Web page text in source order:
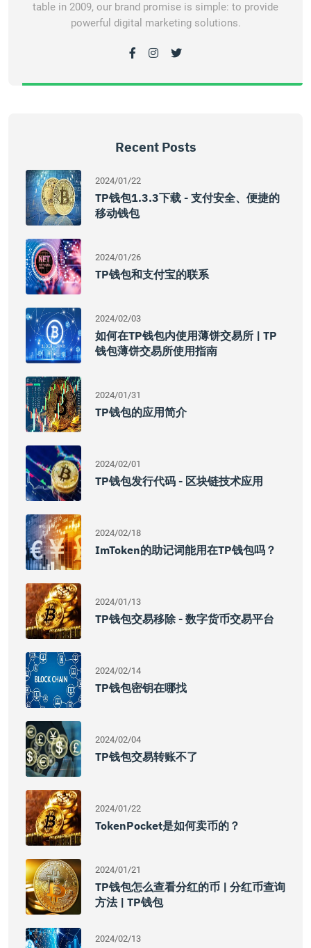
table in 2009, our brand promise is simple: to provide
powerful digital marketing solutions.
Recent Posts
2024/01/22
TP钱包1.3.3下载 - 支付安全、便捷的
移动钱包
2024/01/26
TP钱包和支付宝的联系
2024/02/03
如何在TP钱包内使用薄饼交易所 | TP
钱包薄饼交易所使用指南
2024/01/31
TP钱包的应用简介
2024/02/01
TP钱包发行代码 - 区块链技术应用
2024/02/18
ImToken的助记词能用在TP钱包吗？
2024/01/13
TP钱包交易移除 - 数字货币交易平台
2024/02/14
TP钱包密钥在哪找
2024/02/04
TP钱包交易转账不了
2024/01/22
TokenPocket是如何卖币的？
2024/01/21
TP钱包怎么查看分红的币 | 分红币查询
方法 | TP钱包
2024/02/13